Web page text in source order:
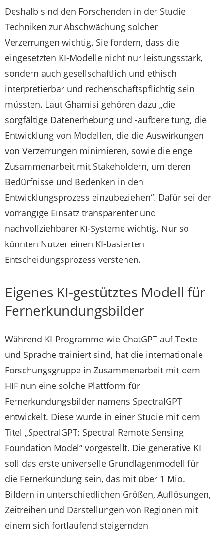
Deshalb sind den Forschenden in der Studie
Techniken zur Abschwächung solcher
Verzerrungen wichtig. Sie fordern, dass die
eingesetzten KI-Modelle nicht nur leistungsstark,
sondern auch gesellschaftlich und ethisch
interpretierbar und rechenschaftspflichtig sein
müssten. Laut Ghamisi gehören dazu „die
sorgfältige Datenerhebung und -aufbereitung, die
Entwicklung von Modellen, die die Auswirkungen
von Verzerrungen minimieren, sowie die enge
Zusammenarbeit mit Stakeholdern, um deren
Bedürfnisse und Bedenken in den
Entwicklungsprozess einzubeziehen“. Dafür sei der
vorrangige Einsatz transparenter und
nachvollziehbarer KI-Systeme wichtig. Nur so
könnten Nutzer einen KI-basierten
Entscheidungsprozess verstehen.
Eigenes KI-gestütztes Modell für
Fernerkundungsbilder
Während KI-Programme wie ChatGPT auf Texte
und Sprache trainiert sind, hat die internationale
Forschungsgruppe in Zusammenarbeit mit dem
HIF nun eine solche Plattform für
Fernerkundungsbilder namens SpectralGPT
entwickelt. Diese wurde in einer Studie mit dem
Titel „SpectralGPT: Spectral Remote Sensing
Foundation Model“ vorgestellt. Die generative KI
soll das erste universelle Grundlagenmodell für
die Fernerkundung sein, das mit über 1 Mio.
Bildern in unterschiedlichen Größen, Auflösungen,
Zeitreihen und Darstellungen von Regionen mit
einem sich fortlaufend steigernden